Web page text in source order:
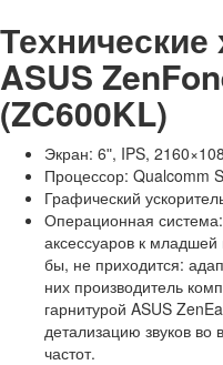
Технические
ASUS
(ZC600KL)
Экран: 6ʺ, IPS,
Процессор: Qualcomm
Графический
Операционная
аксессуаров к младшей
бы, не приходится:
них производитель
гарнитурой ASUS
детализацию звуков во
частот.